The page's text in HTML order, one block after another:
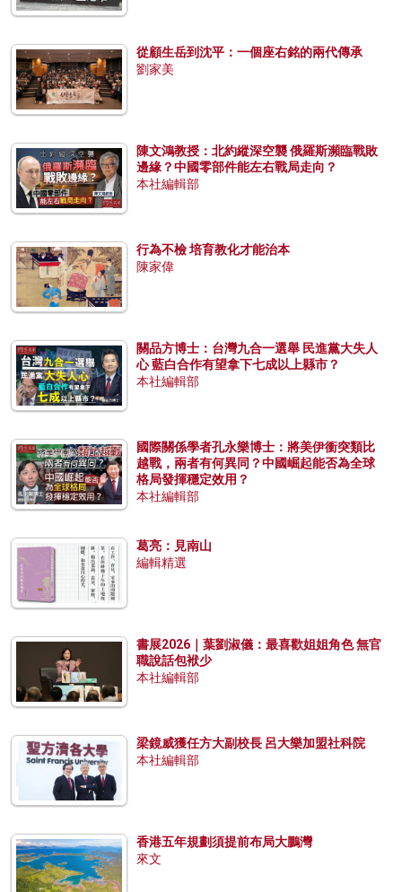
從顧生岳到沈平：一個座右銘的兩代傳承
劉家美
陳文鴻教授：北約縱深空襲 俄羅斯瀕臨戰敗
邊緣？中國零部件能左右戰局走向？
本社編輯部
行為不檢 培育教化才能治本
陳家偉
關品方博士：台灣九合一選舉 民進黨大失人
心 藍白合作有望拿下七成以上縣市？
本社編輯部
國際關係學者孔永樂博士：將美伊衝突類比
越戰，兩者有何異同？中國崛起能否為全球
格局發揮穩定效用？
本社編輯部
葛亮：見南山
編輯精選
書展2026｜葉劉淑儀：最喜歡姐姐角色 無官
職說話包袱少
本社編輯部
梁鏡威獲任方大副校長 呂大樂加盟社科院
本社編輯部
香港五年規劃須提前布局大鵬灣
來文